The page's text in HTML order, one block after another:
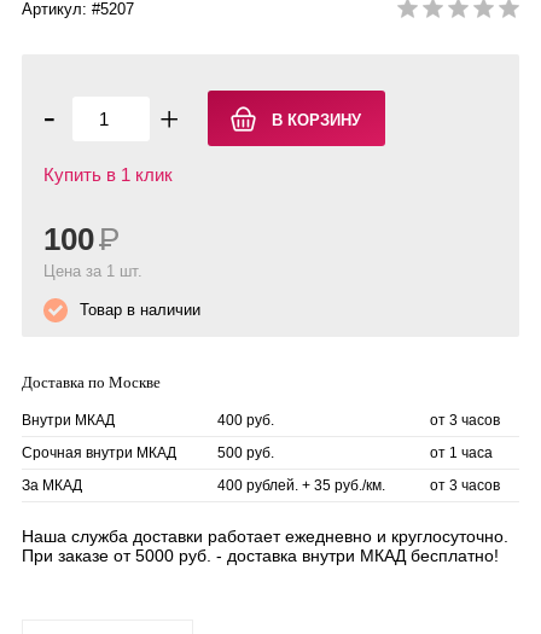
Артикул: #5207
- +
Купить в 1 клик
100Р
Цена за 1 шт.
Товар в наличии
Доставка по Москве
Внутри МКАД 400 руб.
от 3 часов
Срочная внутри МКАД
500 руб.
от 1 часа
За МКАД
400 рублей. + 35 руб./км. от 3 часов
Наша служба доставки работает ежедневно и круглосуточно.
При заказе от 5000 руб. - доставка внутри МКАД бесплатно!